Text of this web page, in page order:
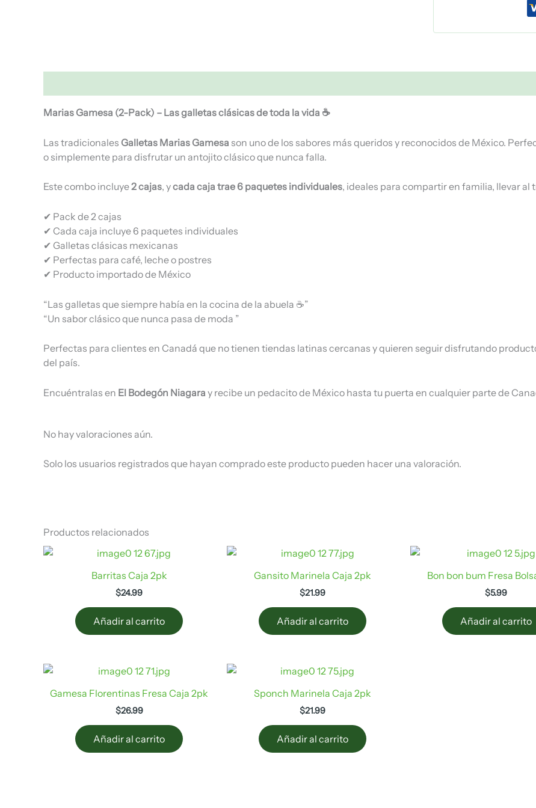
Marias Gamesa (2-Pack) – Las galletas clásicas de toda la vida ☕
Las tradicionales Galletas Marias Gamesa son uno de los sabores más queridos y reconocidos de México.
o simplemente para disfrutar un antojito clásico que nunca falla.
Este combo incluye2 cajas, ycada caja trae 6 paquetes individuales, ideales para compartir en familia, llevar al
✔ Pack de 2 cajas
✔ Cada caja incluye 6 paquetes individuales
✔ Galletas clásicas mexicanas
✔ Perfectas para café, leche o postres
✔ Producto importado de México
“Las galletas que siempre había en la cocina de la abuela ☕”
“Un sabor clásico que nunca pasa de moda ”
Perfectas para clientes en Canadá que no tienen tiendas latinas cercanas y quieren seguir disfrutando
del país.
Encuéntralas en El Bodegón Niagara y recibe un pedacito de México hasta tu puerta en cualquier parte de
No hay valoraciones aún.
Solo los usuarios registrados que hayan comprado este producto pueden hacer una valoración.
Productos relacionados
Barritas Caja 2pk
$24.99
Añadir al carrito
Gansito Marinela Caja 2pk
$21.99
Añadir al carrito
Bon bon bum Fresa
$5.99
Añadir al carrito
Gamesa Florentinas Fresa Caja 2pk
$26.99
Añadir al carrito
Sponch Marinela Caja 2pk
$21.99
Añadir al carrito